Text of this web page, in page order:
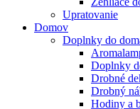
Upratovanie
Domov
Doplnky do
Doplnky
Drobné
Drobný
Hodiny a